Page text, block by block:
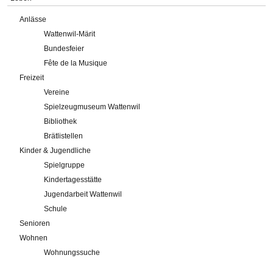
Anlässe
Wattenwil-Märit
Bundesfeier
Fête de la Musique
Freizeit
Vereine
Spielzeugmuseum Wattenwil
Bibliothek
Brätlistellen
Kinder & Jugendliche
Spielgruppe
Kindertagesstätte
Jugendarbeit Wattenwil
Schule
Senioren
Wohnen
Wohnungssuche